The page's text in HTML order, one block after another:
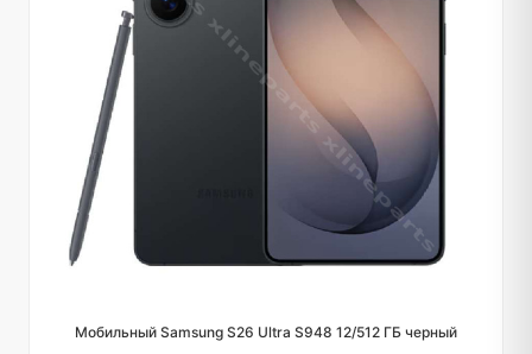
Мобильный Samsung S26 Ultra S948 12/512 ГБ черный